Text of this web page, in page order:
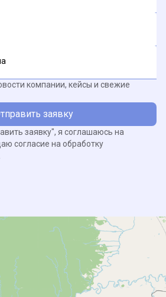
компании, кейсы и свежие
заявку
заявку", я соглашаюсь на
согласие на обработку